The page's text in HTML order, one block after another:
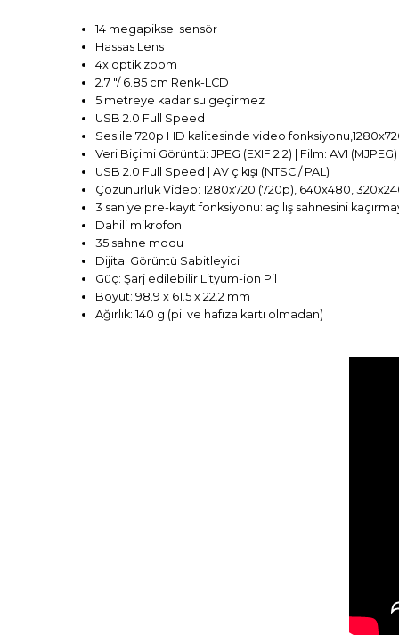
14 megapiksel sensör
Hassas Lens
4x optik zoom
2.7 "/ 6.85 cm Renk-LCD
5 metreye kadar su geçirmez
USB 2.0 Full Speed
Ses ile 720p HD kalitesinde video fonksiyonu,
Veri Biçimi Görüntü: JPEG (EXIF 2.2) | Film: AVI (
USB 2.0 Full Speed ​​| AV çıkışı (NTSC / PAL)
Çözünürlük Video:1280x720 (720p), 640x480 ,
3 saniye pre-kayıt fonksiyonu: açılış sahnesini
Dahili mikrofon
35 sahne modu
Dijital Görüntü Sabitleyici
Güç: Şarj edilebilir Lityum-ion Pil
Boyut:98.9 x 61.5 x 22.2 mm
Ağırlık:140 g (pil ve hafıza kartı olmadan)